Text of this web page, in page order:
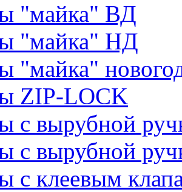
"майка" ВД
"майка" НД
"майка"
ZIP-LOCK
с вырубной
с вырубной
с клеевым